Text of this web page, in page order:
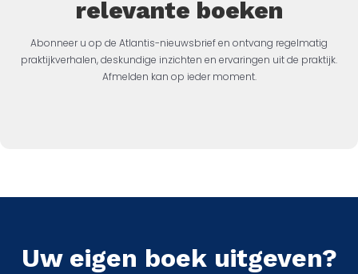
relevante boeken
Abonneer u op de Atlantis-nieuwsbrief en ontvang regelmatig
praktijkverhalen, deskundige inzichten en ervaringen uit de praktijk.
Afmelden kan op ieder moment.
Uw eigen boek uitgeven?